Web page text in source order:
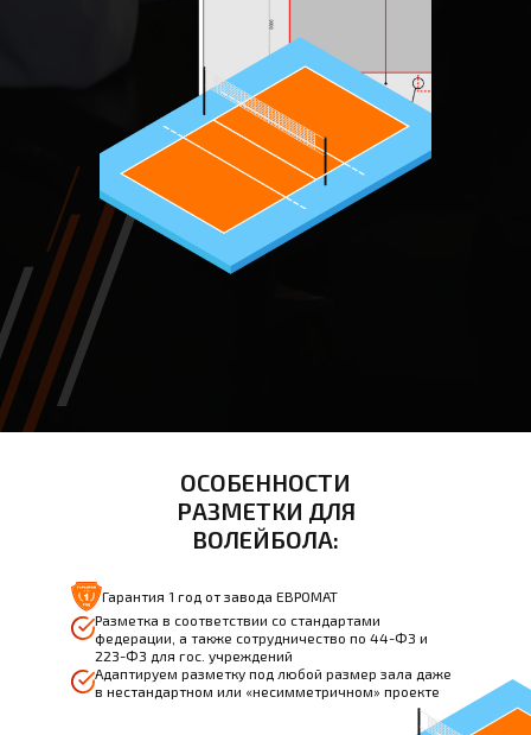
ОСОБЕННОСТИ
РАЗМЕТКИ ДЛЯ
ВОЛЕЙБОЛА:
Разметка в соответствии со стандартами
федерации, а также сотрудничество по 44-ФЗ и
223-ФЗ для гос. учреждений
Гарантия 1 год от завода ЕВРОМАТ
Адаптируем разметку под любой размер зала даже
в нестандартном или «несимметричном» проекте